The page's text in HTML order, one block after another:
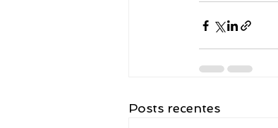
Posts recentes